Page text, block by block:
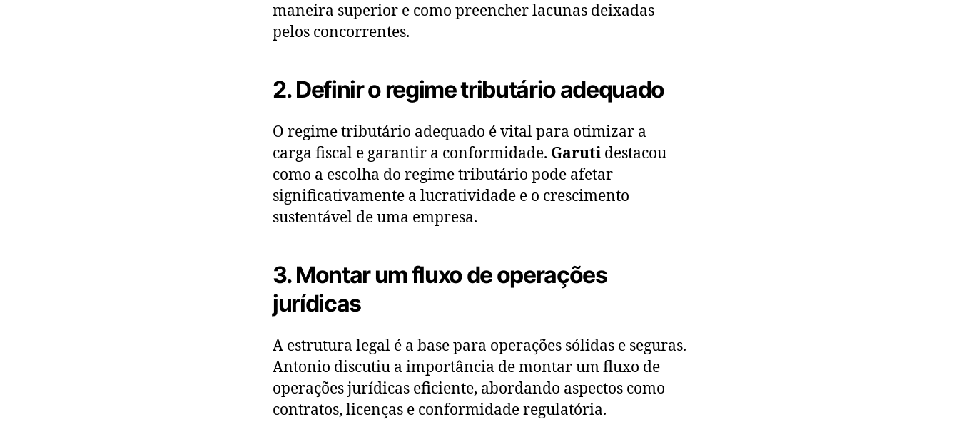
maneira superior e como preencher lacunas deixadas
pelos concorrentes.
2. Definir o regime tributário adequado
O regime tributário adequado é vital para otimizar a
carga fiscal e garantir a conformidade. Garuti destacou
como a escolha do regime tributário pode afetar
significativamente a lucratividade e o crescimento
sustentável de uma empresa.
3. Montar um fluxo de operações
jurídicas
A estrutura legal é a base para operações sólidas e seguras.
Antonio discutiu a importância de montar um fluxo de
operações jurídicas eficiente, abordando aspectos como
contratos, licenças e conformidade regulatória.